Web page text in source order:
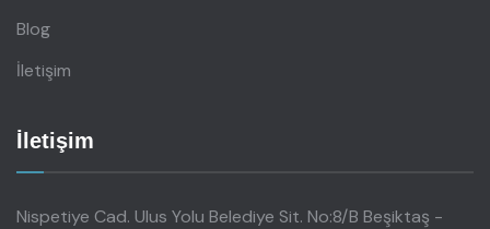
Blog
İletişim
İletişim
Nispetiye Cad. Ulus Yolu Belediye Sit. No:8/B Beşiktaş -